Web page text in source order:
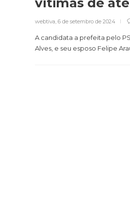
webtiva, 6 de setembro de 2024
A candidata a prefeita pelo
Alves, e seu esposo Felipe